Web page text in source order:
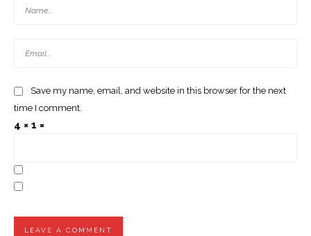
Save my name, email, and website in this browser for the next
time I comment.
4 × 1 =